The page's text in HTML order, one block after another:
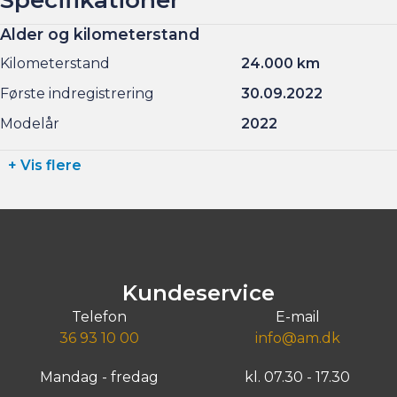
Alder og kilometerstand
Kilometerstand
24.000 km
Første indregistrering
30.09.2022
Modelår
2022
+ Vis flere
Kundeservice
Telefon
36 93 10 00
E-mail
info@am.dk
Mandag - fredag kl. 07.30 - 17.30